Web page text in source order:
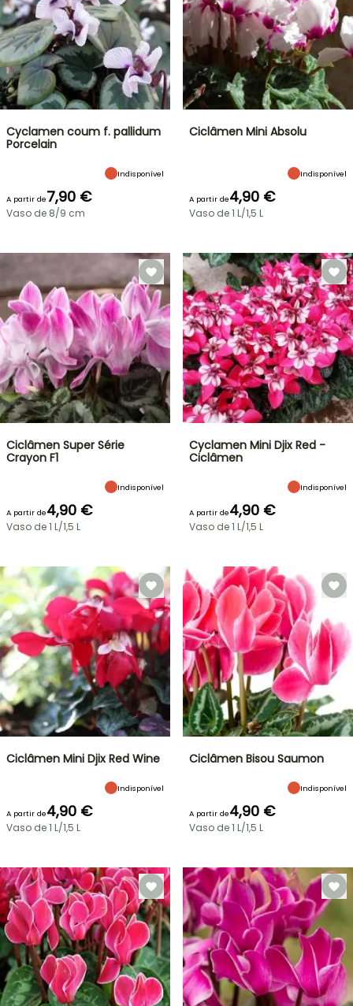
Cyclamen coum f. pallidum
Porcelain
Indisponível
A partir de7,90 €
Vaso de 8/9 cm
Ciclâmen Mini Absolu
Indisponível
A partir de4,90 €
Vaso de 1 L/1,5 L
Ciclâmen Super Série
Crayon F1
Indisponível
A partir de4,90 €
Vaso de 1 L/1,5 L
Cyclamen Mini Djix Red -
Ciclâmen
Indisponível
A partir de4,90 €
Vaso de 1 L/1,5 L
Ciclâmen Mini Djix Red Wine
Indisponível
A partir de4,90 €
Vaso de 1 L/1,5 L
Ciclâmen Bisou Saumon
Indisponível
A partir de4,90 €
Vaso de 1 L/1,5 L